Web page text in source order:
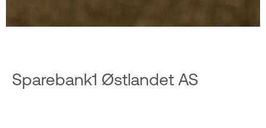
Sparebank1 Østlandet AS